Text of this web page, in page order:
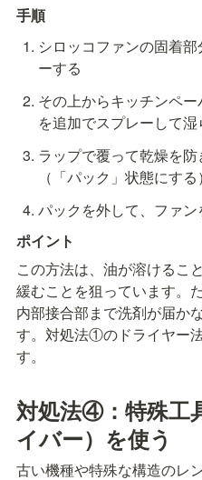
手順
シロッコファンの固着
ーする
その上からキッチンペ
を追加でスプレーして湿
ラップで覆って乾燥を
（「パック」状態にする）
パックを外して、ファ
ポイント
この方法は、油が溶けるこ
緩むことを狙っています。
内部接合部まで洗剤が届か
す。対処法①のドライヤー
す。
対処法④：特殊工
イバー）を使う
古い機種や特殊な構造のレ